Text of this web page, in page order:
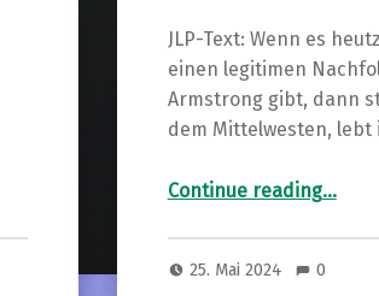
JLP-Text: Wenn es
einen legitimen
Armstrong gibt, dann
dem Mittelwesten, lebt
Continue reading“Duke Heitger & The Papp Bros. Band”
…
25. Mai 2024 0